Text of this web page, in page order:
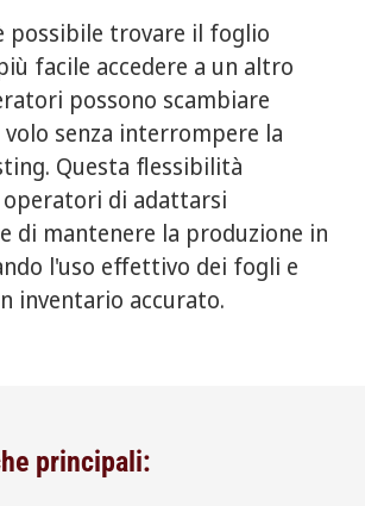
possibile trovare il foglio
facile accedere a un altro
possono scambiare
senza interrompere la
Questa flessibilità
operatori di adattarsi
di mantenere la produzione in
l'uso effettivo dei fogli e
inventario accurato.
principali: